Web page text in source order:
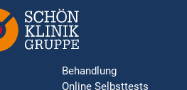
Behandlung
Online Selbsttests